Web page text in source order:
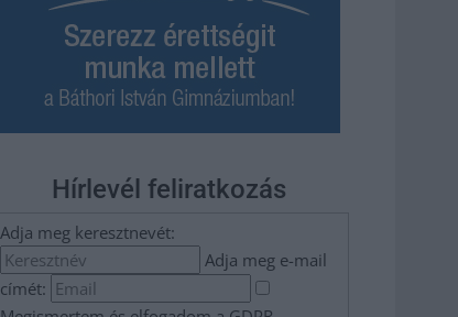
Hírlevél feliratkozás
Adja meg keresztnevét:
Adja meg e-mail
címét: